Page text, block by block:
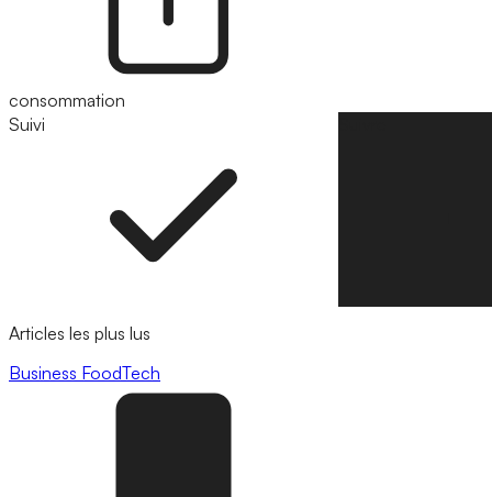
consommation
Suivi
Articles les plus lus
Business FoodTech